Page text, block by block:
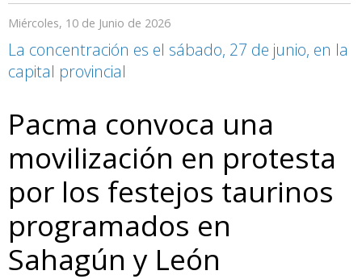
Miércoles, 10 de Junio de 2026
La concentración es el sábado, 27 de junio, en la
capital provincial
Pacma convoca una
movilización en protesta
por los festejos taurinos
programados en
Sahagún y León